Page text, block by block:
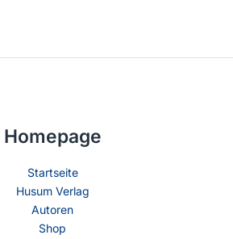
Homepage
Startseite
Husum Verlag
Autoren
Shop